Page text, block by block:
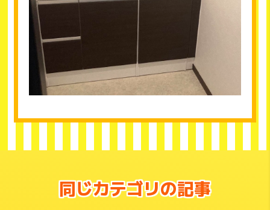
同じカテゴリの記事